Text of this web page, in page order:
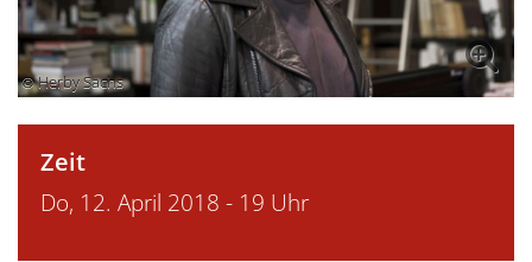
© Herby Sachs
Zeit
Do, 12. April 2018 - 19 Uhr